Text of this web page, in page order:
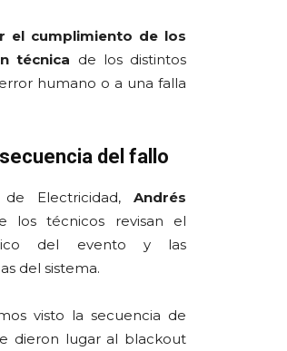
el cumplimiento de los
técnica de los distintos
humano o a una falla
del fallo
Electricidad, Andrés
los técnicos revisan el
del evento y las
del sistema.
visto la secuencia de
dieron lugar al blackout